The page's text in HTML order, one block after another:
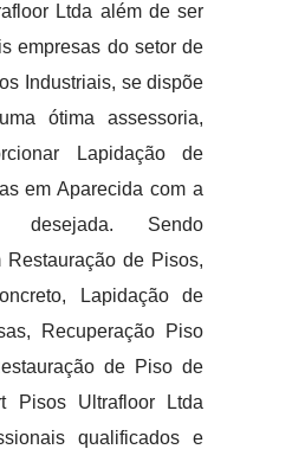
Ltda além de ser
empresas do setor de
Industriais, se dispõe
ótima assessoria,
Lapidação de
em Aparecida com a
desejada. Sendo
de Pisos,
Lapidação de
Recuperação Piso
de Piso de
Pisos Ultrafloor Ltda
qualificados e